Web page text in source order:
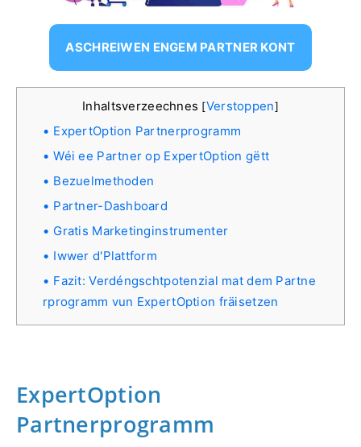
ASCHREIWEN ENGEM PARTNER KONT
Inhaltsverzeechnes [Verstoppen]
ExpertOption Partnerprogramm
Wéi ee Partner op ExpertOption gëtt
Bezuelmethoden
Partner-Dashboard
Gratis Marketinginstrumenter
Iwwer d'Plattform
Fazit: Verdéngschtpotenzial mat dem Partne
rprogramm vun ExpertOption fräisetzen
ExpertOption
Partnerprogramm